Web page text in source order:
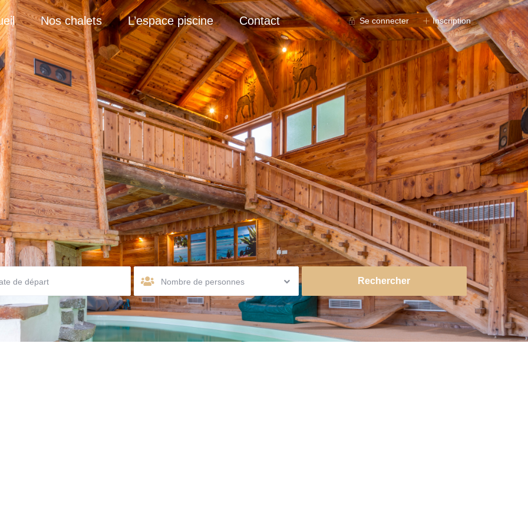
Se connecter Inscription
Nos chalets L’espace piscine Contact
Nombre de personnes